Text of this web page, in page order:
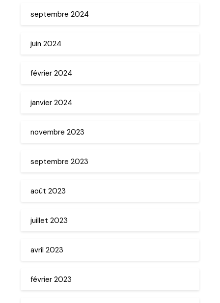
septembre 2024
juin 2024
février 2024
janvier 2024
novembre 2023
septembre 2023
août 2023
juillet 2023
avril 2023
février 2023